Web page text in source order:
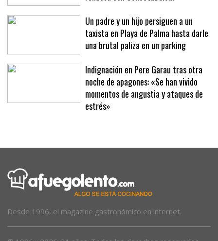
jugador alemán Stefan Thiel y
renueva con ConectaBalear
Un padre y un hijo persiguen a un
taxista en Playa de Palma hasta darle
una brutal paliza en un parking
Indignación en Pere Garau tras otra
noche de apagones: «Se han vivido
momentos de angustia y ataques de